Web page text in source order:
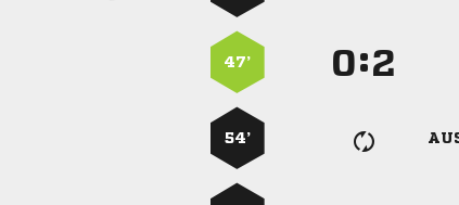
47’ :
54’